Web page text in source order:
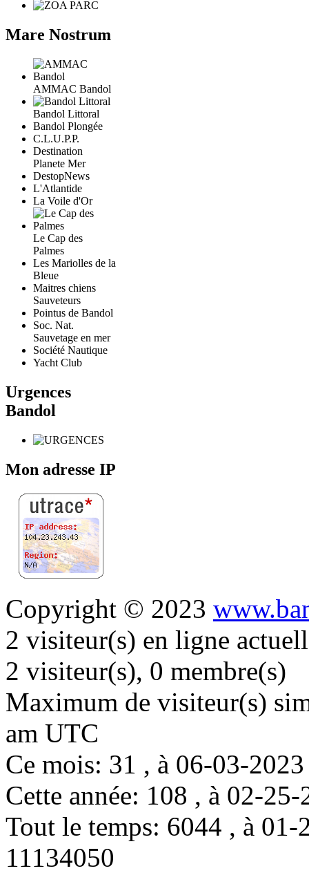
Mare Nostrum
AMMAC Bandol
Bandol Littoral
Bandol Plongée
C.L.U.P.P.
Destination
Planete Mer
DestopNews
L'Atlantide
La Voile d'Or
Le Cap des
Palmes
Les Mariolles de la
Bleue
Maitres chiens
Sauveteurs
Pointus de Bandol
Soc. Nat.
Sauvetage en mer
Société Nautique
Yacht Club
Urgences
Bandol
Mon adresse IP
Copyright © 2023
2 visiteur(s) en ligne
2 visiteur(s), 0 membre(s)
Maximum de visiteur(s)
am UTC
Ce mois: 31 , à 06-03-
Cette année: 108 , à 02-
Tout le temps: 6044 , à
11134050